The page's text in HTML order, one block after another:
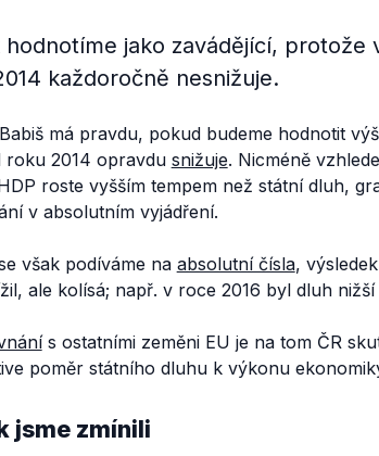
jako zavádějící,
každoročně nesnižuje.
má pravdu, pokud budeme hodnotit
roku 2014 opravdu snižuje. Nicméně
roste vyšším tempem než státní dluh,
v absolutním vyjádření.
však podíváme na absolutní čísla,
ale kolísá; např. v roce 2016 byl dluh
s ostatními zeměni EU je na tom ČR
poměr státního dluhu k výkonu
jsme zmínili